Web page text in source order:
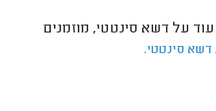
על דשא סינטטי, מוזמנים
סינטטי.